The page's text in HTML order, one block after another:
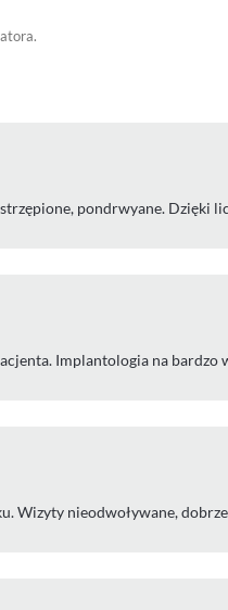
pondrwyane. Dzięki
Implantologia na bardzo
Wizyty nieodwoływane,